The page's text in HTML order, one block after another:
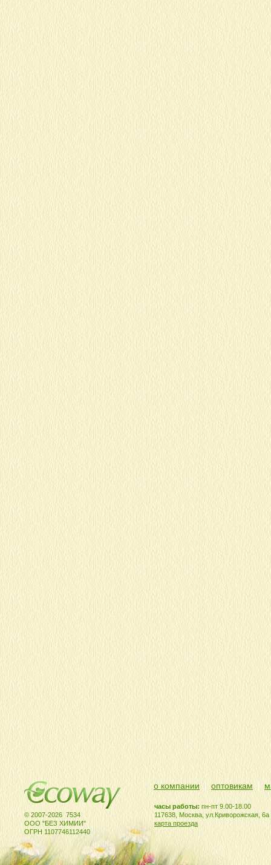
© 2007-2026 7534
ООО "БЕЗ ХИМИИ"
ОГРН 1107746112440
часы работы: пн-пт 9.00-18.00
117638, Москва, ул.Криворожская, 6а
карта проезда
о компании оптовикам